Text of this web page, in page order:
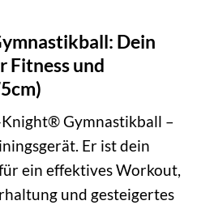
Dein
Fitness und
Gymnastikball –
Er ist dein
ein effektives Workout,
und gesteigertes